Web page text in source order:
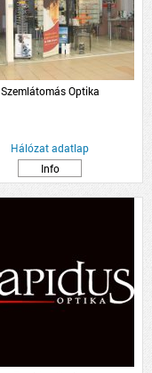
Szemlátomás Optika
Hálózat adatlap
Info